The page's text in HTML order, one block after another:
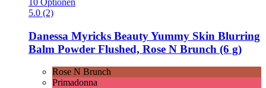
10 Optionen
5.0 (2)
Danessa Myricks BeautyYummy Skin Blurring
Balm Powder Flushed, Rose N Brunch (6 g)
Rose N Brunch
Primadonna